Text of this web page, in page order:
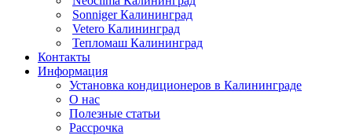
Sonniger Калининград
Vetero Калининград
Тепломаш Калининград
Контакты
Информация
Установка кондиционеров в Калининграде
О нас
Полезные статьи
Рассрочка